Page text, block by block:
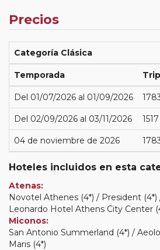
Precios
Categoría Clásica
Temporada
Del 01/07/2026 al 01/09/2026
Del 02/09/2026 al 03/11/2026
04 de noviembre de 2026
Hoteles incluidos en esta
Atenas:
Novotel Athenes (4*) / President (4*)
Leonardo Hotel Athens City Center
Miconos:
San Antonio Summerland (4*) /
Maris (4*)